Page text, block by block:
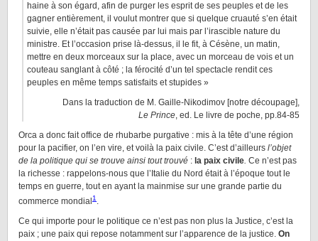
haine à son égard, afin de purger les esprit de ses peuples et de les
gagner entièrement, il voulut montrer que si quelque cruauté s’en était
suivie, elle n’était pas causée par lui mais par l’irascible nature du
ministre. Et l’occasion prise là-dessus, il le fit, à Césène, un matin,
mettre en deux morceaux sur la place, avec un morceau de vois et un
couteau sanglant à côté ; la férocité d’un tel spectacle rendit ces
peuples en même temps satisfaits et stupides »
Dans la traduction de M. Gaille-Nikodimov [notre découpage],
Le Prince, ed. Le livre de poche, pp.84-85
Orca a donc fait office de rhubarbe purgative : mis à la tête d’une région
pour la pacifier, on l’en vire, et voilà la paix civile. C’est d’ailleurs l’objet
de la politique qui se trouve ainsi tout trouvé : la paix civile. Ce n’est pas
la richesse : rappelons-nous que l’Italie du Nord était à l’époque tout le
temps en guerre, tout en ayant la mainmise sur une grande partie du
commerce mondial 1 .
Ce qui importe pour le politique ce n’est pas non plus la Justice, c’est la
paix ; une paix qui repose notamment sur l’apparence de la justice. On